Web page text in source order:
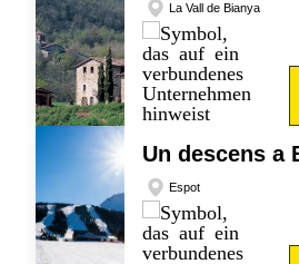
La Vall de Bianya
Un descens a
Espot